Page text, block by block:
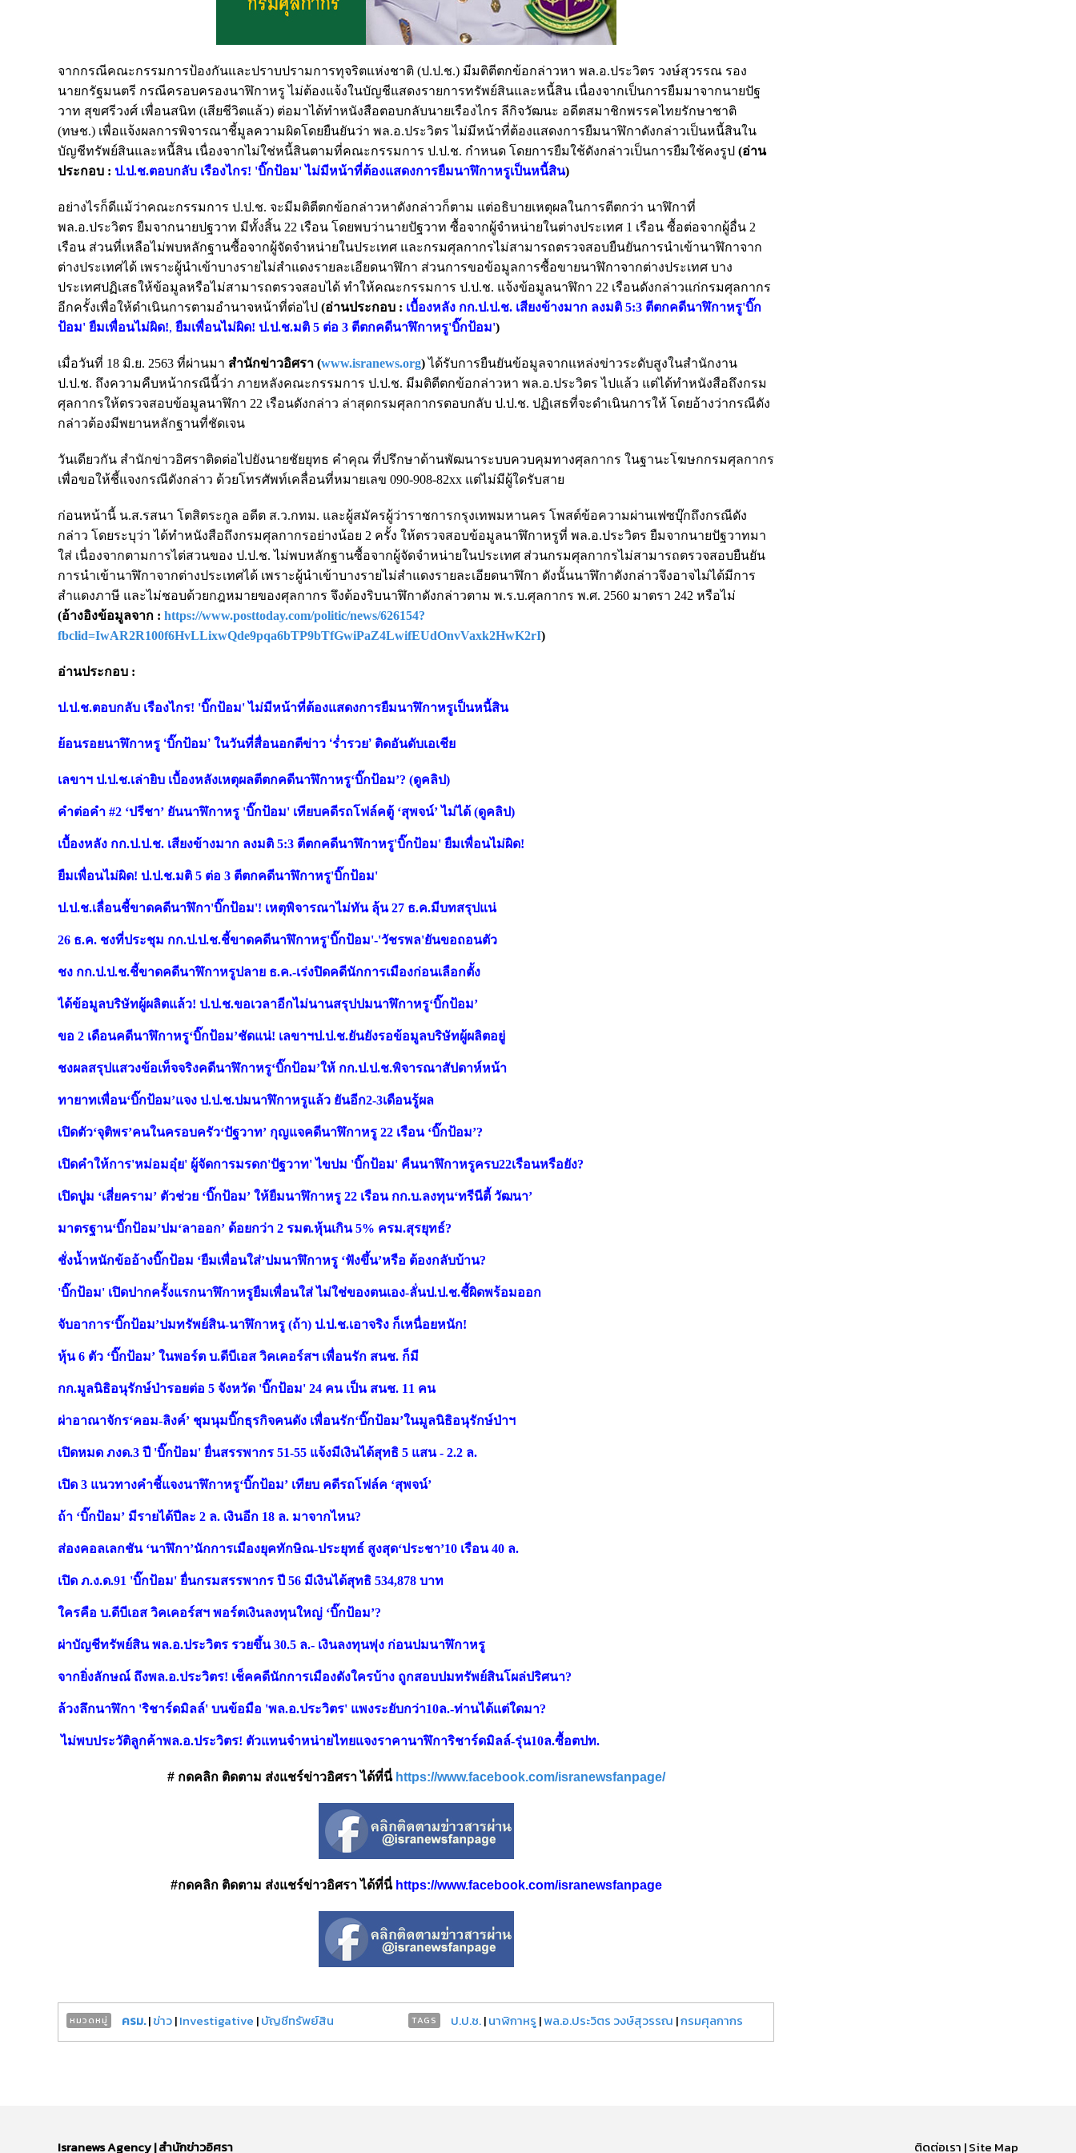
จากกรณีคณะกรรมการป้องกันและปราบปรามการทุจริตแห่งชาติ (ป.ป.ช.) มีมติตีตกข้อกล่าวหา พล.อ.ประวิตร วงษ์สุวรรณ รอง
นายกรัฐมนตรี กรณีครอบครองนาฬิกาหรู ไม่ต้องแจ้งในบัญชีแสดงรายการทรัพย์สินและหนี้สิน เนื่องจากเป็นการยืมมาจากนายปัฐ
วาท สุขศรีวงศ์ เพื่อนสนิท (เสียชีวิตแล้ว) ต่อมาได้ทำหนังสือตอบกลับนายเรืองไกร ลีกิจวัฒนะ อดีตสมาชิกพรรคไทยรักษาชาติ
(ทษช.) เพื่อแจ้งผลการพิจารณาชี้มูลความผิดโดยยืนยันว่า พล.อ.ประวิตร ไม่มีหน้าที่ต้องแสดงการยืมนาฬิกาดังกล่าวเป็นหนี้สินใน
บัญชีทรัพย์สินและหนี้สิน เนื่องจากไม่ใช่หนี้สินตามที่คณะกรรมการ ป.ป.ช. กำหนด โดยการยืมใช้ดังกล่าวเป็นการยืมใช้คงรูป (อ่าน
ประกอบ : ป.ป.ช.ตอบกลับ เรืองไกร! 'บิ๊กป้อม' ไม่มีหน้าที่ต้องแสดงการยืมนาฬิกาหรูเป็นหนี้สิน)
อย่างไรก็ดีแม้ว่าคณะกรรมการ ป.ป.ช. จะมีมติตีตกข้อกล่าวหาดังกล่าวก็ตาม แต่อธิบายเหตุผลในการตีตกว่า นาฬิกาที่
พล.อ.ประวิตร ยืมจากนายปฐวาท มีทั้งสิ้น 22 เรือน โดยพบว่านายปัฐวาท ซื้อจากผู้จำหน่ายในต่างประเทศ 1 เรือน ซื้อต่อจากผู้อื่น 2
เรือน ส่วนที่เหลือไม่พบหลักฐานซื้อจากผู้จัดจำหน่ายในประเทศ และกรมศุลกากรไม่สามารถตรวจสอบยืนยันการนำเข้านาฬิกาจาก
ต่างประเทศได้ เพราะผู้นำเข้าบางรายไม่สำแดงรายละเอียดนาฬิกา ส่วนการขอข้อมูลการซื้อขายนาฬิกาจากต่างประเทศ บาง
ประเทศปฏิเสธให้ข้อมูลหรือไม่สามารถตรวจสอบได้ ทำให้คณะกรรมการ ป.ป.ช. แจ้งข้อมูลนาฬิกา 22 เรือนดังกล่าวแก่กรมศุลกากร
อีกครั้งเพื่อให้ดำเนินการตามอำนาจหน้าที่ต่อไป (อ่านประกอบ : เบื้องหลัง กก.ป.ป.ช. เสียงข้างมาก ลงมติ 5:3 ตีตกคดีนาฬิกาหรู'บิ๊ก
ป้อม' ยืมเพื่อนไม่ผิด!, ยืมเพื่อนไม่ผิด! ป.ป.ช.มติ 5 ต่อ 3 ตีตกคดีนาฬิกาหรู'บิ๊กป้อม')
เมื่อวันที่ 18 มิ.ย. 2563 ที่ผ่านมา สำนักข่าวอิศรา (www.isranews.org)ได้รับการยืนยันข้อมูลจากแหล่งข่าวระดับสูงในสำนักงาน
ป.ป.ช. ถึงความคืบหน้ากรณีนี้ว่า ภายหลังคณะกรรมการ ป.ป.ช. มีมติตีตกข้อกล่าวหา พล.อ.ประวิตร ไปแล้ว แต่ได้ทำหนังสือถึงกรม
ศุลกากรให้ตรวจสอบข้อมูลนาฬิกา 22 เรือนดังกล่าว ล่าสุดกรมศุลกากรตอบกลับ ป.ป.ช. ปฏิเสธที่จะดำเนินการให้ โดยอ้างว่ากรณีดัง
กล่าวต้องมีพยานหลักฐานที่ชัดเจน
วันเดียวกัน สำนักข่าวอิศราติดต่อไปยังนายชัยยุทธ คำคุณ ที่ปรึกษาด้านพัฒนาระบบควบคุมทางศุลกากร ในฐานะโฆษกกรมศุลกากร
เพื่อขอให้ชี้แจงกรณีดังกล่าว ด้วยโทรศัพท์เคลื่อนที่หมายเลข 090-908-82xx แต่ไม่มีผู้ใดรับสาย
ก่อนหน้านี้ น.ส.รสนา โตสิตระกูล อดีต ส.ว.กทม. และผู้สมัครผู้ว่าราชการกรุงเทพมหานคร โพสต์ข้อความผ่านเฟซบุ๊กถึงกรณีดัง
กล่าว โดยระบุว่า ได้ทำหนังสือถึงกรมศุลกากรอย่างน้อย 2 ครั้ง ให้ตรวจสอบข้อมูลนาฬิกาหรูที่ พล.อ.ประวิตร ยืมจากนายปัฐวาทมา
ใส่ เนื่องจากตามการไต่สวนของ ป.ป.ช. ไม่พบหลักฐานซื้อจากผู้จัดจำหน่ายในประเทศ ส่วนกรมศุลกากรไม่สามารถตรวจสอบยืนยัน
การนำเข้านาฬิกาจากต่างประเทศได้ เพราะผู้นำเข้าบางรายไม่สำแดงรายละเอียดนาฬิกา ดังนั้นนาฬิกาดังกล่าวจึงอาจไม่ได้มีการ
สำแดงภาษี และไม่ชอบด้วยกฎหมายของศุลกากร จึงต้องริบนาฬิกาดังกล่าวตาม พ.ร.บ.ศุลกากร พ.ศ. 2560 มาตรา 242 หรือไม่
(อ้างอิงข้อมูลจาก : https://www.posttoday.com/politic/news/626154?
fbclid=IwAR2R100f6HvLLixwQde9pqa6bTP9bTfGwiPaZ4LwifEUdOnvVaxk2HwK2rI)
อ่านประกอบ :
ป.ป.ช.ตอบกลับ เรืองไกร! 'บิ๊กป้อม' ไม่มีหน้าที่ต้องแสดงการยืมนาฬิกาหรูเป็นหนี้สิน
ย้อนรอยนาฬิกาหรู ‘บิ๊กป้อม’ ในวันที่สื่อนอกตีข่าว ‘ร่ำรวย’ ติดอันดับเอเชีย
เลขาฯ ป.ป.ช.เล่ายิบ เบื้องหลังเหตุผลตีตกคดีนาฬิกาหรู‘บิ๊กป้อม’? (ดูคลิป)
คำต่อคำ #2 ‘ปรีชา’ ยันนาฬิกาหรู 'บิ๊กป้อม' เทียบคดีรถโฟล์คตู้ ‘สุพจน์’ ไม่ได้ (ดูคลิป)
เบื้องหลัง กก.ป.ป.ช. เสียงข้างมาก ลงมติ 5:3 ตีตกคดีนาฬิกาหรู'บิ๊กป้อม' ยืมเพื่อนไม่ผิด!
ยืมเพื่อนไม่ผิด! ป.ป.ช.มติ 5 ต่อ 3 ตีตกคดีนาฬิกาหรู'บิ๊กป้อม'
ป.ป.ช.เลื่อนชี้ขาดคดีนาฬิกา'บิ๊กป้อม'! เหตุพิจารณาไม่ทัน ลุ้น 27 ธ.ค.มีบทสรุปแน่
26 ธ.ค. ชงที่ประชุม กก.ป.ป.ช.ชี้ขาดคดีนาฬิกาหรู'บิ๊กป้อม'-'วัชรพล'ยันขอถอนตัว
ชง กก.ป.ป.ช.ชี้ขาดคดีนาฬิกาหรูปลาย ธ.ค.-เร่งปิดคดีนักการเมืองก่อนเลือกตั้ง
ได้ข้อมูลบริษัทผู้ผลิตแล้ว! ป.ป.ช.ขอเวลาอีกไม่นานสรุปปมนาฬิกาหรู‘บิ๊กป้อม’
ขอ 2 เดือนคดีนาฬิกาหรู‘บิ๊กป้อม’ชัดแน่! เลขาฯป.ป.ช.ยันยังรอข้อมูลบริษัทผู้ผลิตอยู่
ชงผลสรุปแสวงข้อเท็จจริงคดีนาฬิกาหรู‘บิ๊กป้อม’ให้ กก.ป.ป.ช.พิจารณาสัปดาห์หน้า
ทายาทเพื่อน‘บิ๊กป้อม’แจง ป.ป.ช.ปมนาฬิกาหรูแล้ว ยันอีก2-3เดือนรู้ผล
เปิดตัว‘จุติพร’คนในครอบครัว‘ปัฐวาท’ กุญแจคดีนาฬิกาหรู 22 เรือน ‘บิ๊กป้อม’?
เปิดคำให้การ'หม่อมอุ๋ย' ผู้จัดการมรดก'ปัฐวาท' ไขปม 'บิ๊กป้อม' คืนนาฬิกาหรูครบ22เรือนหรือยัง?
เปิดปูม ‘เสี่ยคราม’ ตัวช่วย ‘บิ๊กป้อม’ ให้ยืมนาฬิกาหรู 22 เรือน กก.บ.ลงทุน‘ทรีนีตี้ วัฒนา’
มาตรฐาน‘บิ๊กป้อม’ปม‘ลาออก’ ด้อยกว่า 2 รมต.หุ้นเกิน 5% ครม.สุรยุทธ์?
ชั่งน้ำหนักข้ออ้างบิ๊กป้อม ‘ยืมเพื่อนใส่’ปมนาฬิกาหรู ‘ฟังขึ้น’หรือ ต้องกลับบ้าน?
'บิ๊กป้อม' เปิดปากครั้งแรกนาฬิกาหรูยืมเพื่อนใส่ ไม่ใช่ของตนเอง-ลั่นป.ป.ช.ชี้ผิดพร้อมออก
จับอาการ‘บิ๊กป้อม’ปมทรัพย์สิน-นาฬิกาหรู (ถ้า) ป.ป.ช.เอาจริง ก็เหนื่อยหนัก!
หุ้น 6 ตัว ‘บิ๊กป้อม’ ในพอร์ต บ.ดีบีเอส วิคเคอร์สฯ เพื่อนรัก สนช. ก็มี
กก.มูลนิธิอนุรักษ์ป่ารอยต่อ 5 จังหวัด 'บิ๊กป้อม' 24 คน เป็น สนช. 11 คน
ผ่าอาณาจักร‘คอม-ลิงค์’ ชุมนุมบิ๊กธุรกิจคนดัง เพื่อนรัก‘บิ๊กป้อม’ในมูลนิธิอนุรักษ์ป่าฯ
เปิดหมด ภงด.3 ปี 'บิ๊กป้อม' ยื่นสรรพากร 51-55 แจ้งมีเงินได้สุทธิ 5 แสน - 2.2 ล.
เปิด 3 แนวทางคำชี้แจงนาฬิกาหรู‘บิ๊กป้อม’ เทียบ คดีรถโฟล์ค ‘สุพจน์’
ถ้า ‘บิ๊กป้อม’ มีรายได้ปีละ 2 ล. เงินอีก 18 ล. มาจากไหน?
ส่องคอลเลกชัน ‘นาฬิกา’นักการเมืองยุคทักษิณ-ประยุทธ์ สูงสุด‘ประชา’10 เรือน 40 ล.
เปิด ภ.ง.ด.91 'บิ๊กป้อม' ยื่นกรมสรรพากร ปี 56 มีเงินได้สุทธิ 534,878 บาท
ใครคือ บ.ดีบีเอส วิคเคอร์สฯ พอร์ตเงินลงทุนใหญ่ ‘บิ๊กป้อม’?
ผ่าบัญชีทรัพย์สิน พล.อ.ประวิตร รวยขึ้น 30.5 ล.- เงินลงทุนพุ่ง ก่อนปมนาฬิกาหรู
จากยิ่งลักษณ์ ถึงพล.อ.ประวิตร! เช็คคดีนักการเมืองดังใครบ้าง ถูกสอบปมทรัพย์สินโผล่ปริศนา?
ล้วงลึกนาฬิกา 'ริชาร์ดมิลล์' บนข้อมือ 'พล.อ.ประวิตร' แพงระยับกว่า10ล.-ท่านได้แต่ใดมา?
ไม่พบประวัติลูกค้าพล.อ.ประวิตร! ตัวแทนจำหน่ายไทยแจงราคานาฬิการิชาร์ดมิลล์-รุ่น10ล.ซื้อตปท.
# กดคลิก ติดตาม ส่งแชร์ข่าวอิศรา ได้ที่นี่ https://www.facebook.com/isranewsfanpage/
#กดคลิก ติดตาม ส่งแชร์ข่าวอิศรา ได้ที่นี่ https://www.facebook.com/isranewsfanpage
หมวดหมู่ ครม.|ข่าว|Investigative |บัญชีทรัพย์สิน TAGS ป.ป.ช.|นาฬิกาหรู |พล.อ.ประวิตร วงษ์สุวรรณ |กรมศุลกากร
Isranews Agency | สำนักข่าวอิศรา ติดต่อเรา | Site Map